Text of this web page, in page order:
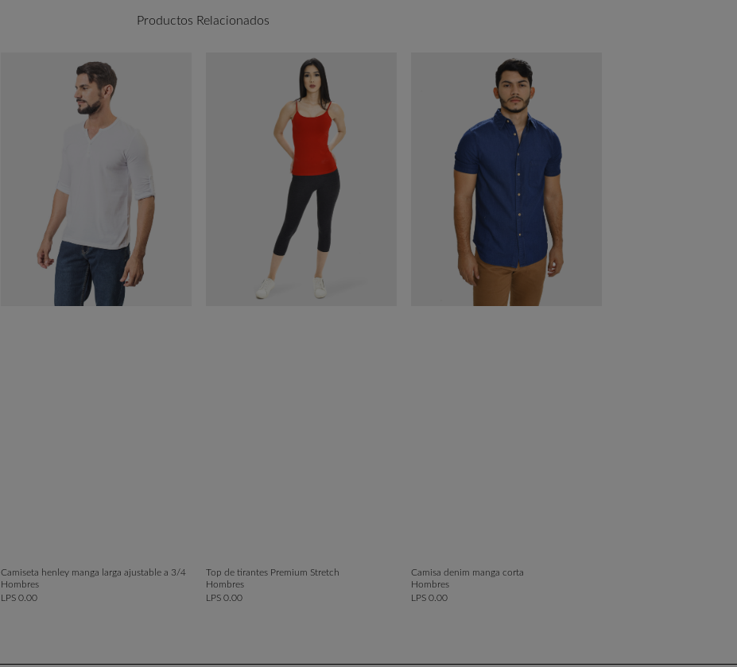
Productos Relacionados
Camiseta henley manga larga ajustable a 3/4
Hombres
LPS 0.00
Top de tirantes Premium Stretch
Hombres
LPS 0.00
Camisa denim manga corta
Hombres
LPS 0.00